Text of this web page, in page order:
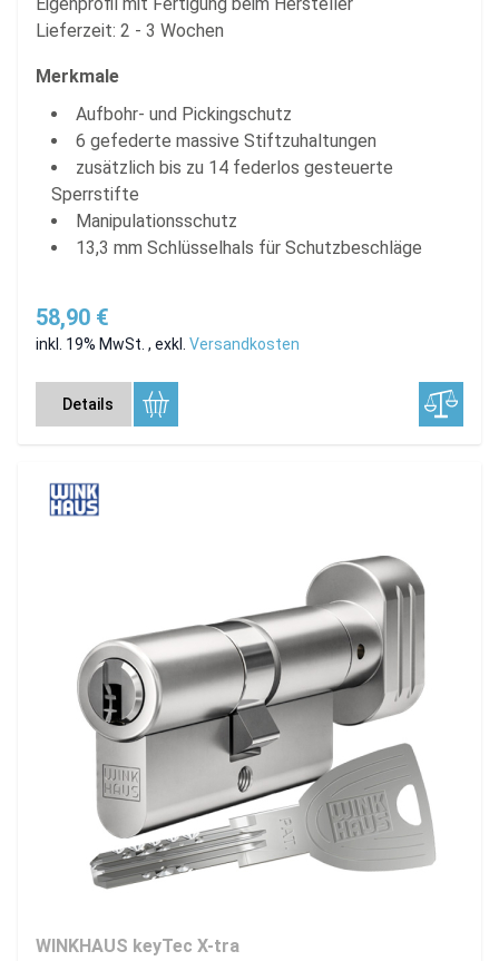
Lieferzeit: 2 - 3 Wochen
Merkmale
Aufbohr- und Pickingschutz
6 gefederte massive Stiftzuhaltungen
zusätzlich bis zu 14 federlos gesteuerte
Sperrstifte
Manipulationsschutz
13,3 mm Schlüsselhals für Schutzbeschläge
58,90 €
inkl. 19% MwSt. , exkl. Versandkosten
Details
WINKHAUS keyTec X-tra